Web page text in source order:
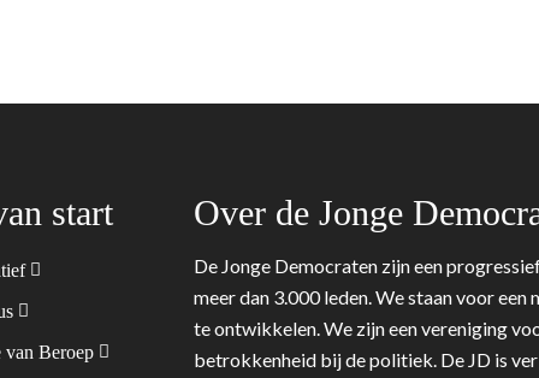
start
van Beroep
Over de Jonge
De Jonge Democraten zijn een
meer dan 3.000 leden. We staan voor
te ontwikkelen. We zijn een vereniging
betrokkenheid bij de politiek. De JD is